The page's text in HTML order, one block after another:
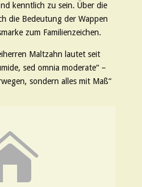
kenntlich zu sein. Über die
die Bedeutung der Wappen
zum Familienzeichen.
Maltzahn lautet seit
sed omnia moderate“ –
sondern alles mit Maß“